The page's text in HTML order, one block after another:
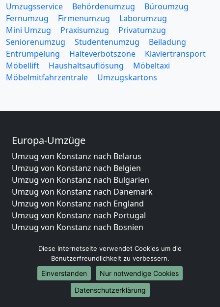
Umzugsservice Behördenumzug
Büroumzug
Fernumzug
Firmenumzug
Laborumzug
Mini Umzug
Praxisumzug
Privatumzug
Seniorenumzug
Studentenumzug
Beiladung
Entrümpelung
Halteverbotszone
Klaviertransport
Möbellift
Haushaltsauflösung
Möbeltaxi
Möbelmitfahrzentrale
Umzugskartons
Europa-Umzüge
Umzug von Konstanz nach Belarus
Umzug von Konstanz nach Belgien
Umzug von Konstanz nach Bulgarien
Umzug von Konstanz nach Dänemark
Umzug von Konstanz nach England
Umzug von Konstanz nach Portugal
Umzug von Konstanz nach Bosnien
Umzug von Konstanz nach Irland
Umzug von Konstanz nach Lettland
Umzug von Konstanz nach Zypern
Umzug von Konstanz nach Kroatien
Umzug von Konstanz nach Estland
Diese Internetseite verwendet Cookies um die
Benutzerfreundlichkeit zu verbessern.
Einverstanden
Nur notwendige Cookies
Datenschutzerklärung